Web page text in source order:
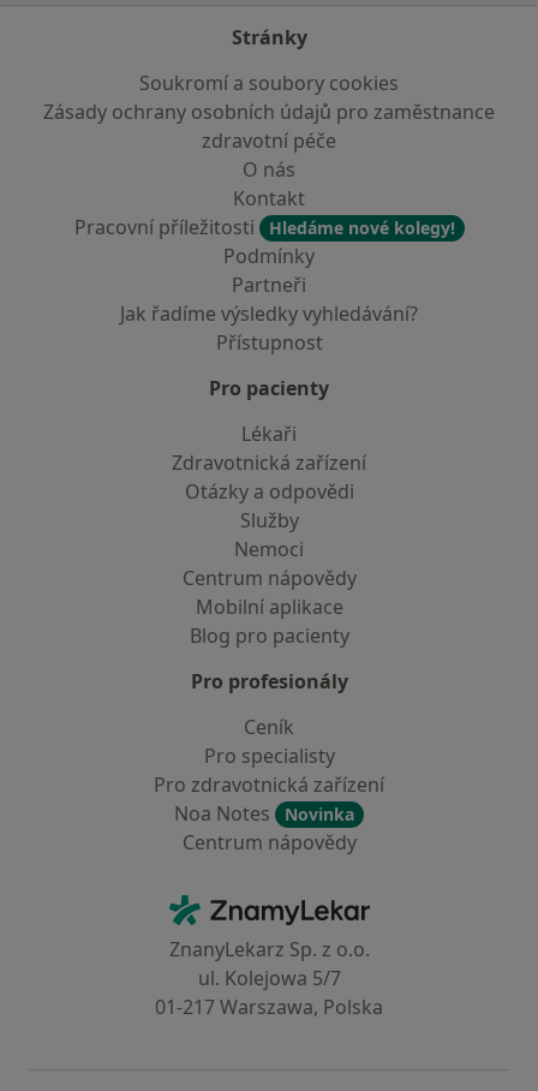
Stránky
Soukromí a soubory cookies
Zásady ochrany osobních údajů pro zaměstnance
zdravotní péče
O nás
Kontakt
Pracovní příležitosti
Hledáme nové kolegy!
Podmínky
Partneři
Jak řadíme výsledky vyhledávání?
Přístupnost
Pro pacienty
Lékaři
Zdravotnická zařízení
Otázky a odpovědi
Služby
Nemoci
Centrum nápovědy
Mobilní aplikace
Blog pro pacienty
Pro profesionály
Ceník
Pro specialisty
Pro zdravotnická zařízení
Noa Notes
Novinka
Centrum nápovědy
ZnamyLekar - Hlavní stránka
ZnanyLekarz Sp. z o.o.
ul. Kolejowa 5/7
01-217 Warszawa, Polska